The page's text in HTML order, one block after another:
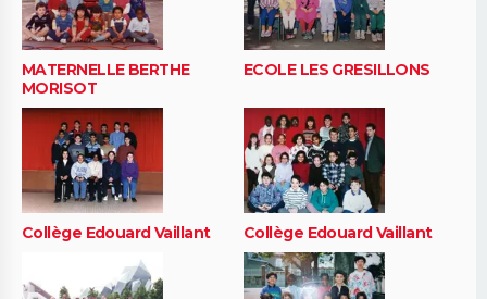
MATERNELLE BERTHE
MORISOT
ECOLE LES GRESILLONS
Collège Edouard Vaillant Collège Edouard Vaillant